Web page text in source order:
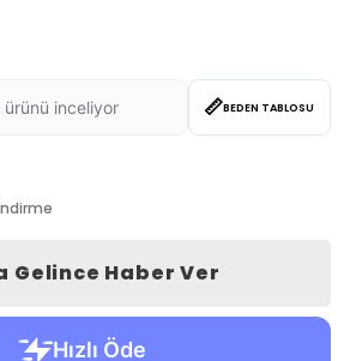
📏BEDEN TABLOSU
Gelince Haber Ver